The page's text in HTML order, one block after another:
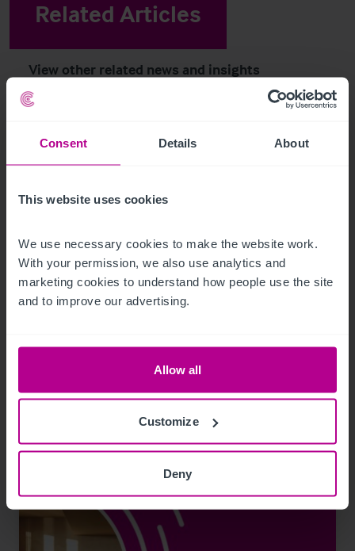
Consent Details About
This website uses cookies
We use necessary cookies to make the website work.
With your permission, we also use analytics and
marketing cookies to understand how people use the site
and to improve our advertising.
Allow all
Customize
Deny
Related Articles
View other related news and insights
8/5/2026
Serviced Apartments in Deutschland